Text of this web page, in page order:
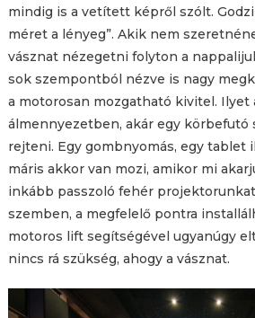
mindig is a vetített képről szólt.
méret a lényeg”. Akik nem
vásznat nézegetni folyton a
sok szempontból nézve is nagy
a motorosan mozgatható kivitel. Ilyet
álmennyezetben, akár egy körbefutó
rejteni. Egy gombnyomás, egy tablet
máris akkor van mozi, amikor mi
inkább passzoló fehér
szemben, a megfelelő pontra
motoros lift segítségével ugyanúgy
nincs rá szükség, ahogy a vásznat.